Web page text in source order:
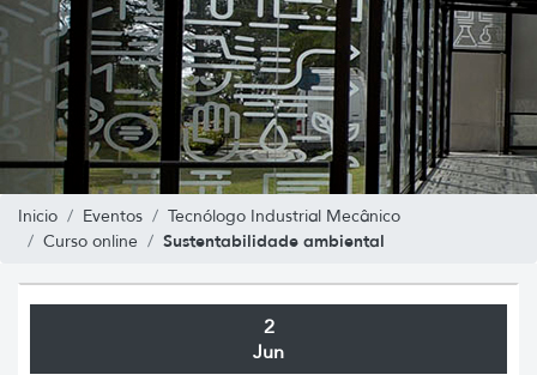
Inicio Eventos
Tecnólogo Industrial Mecânico
Curso online
Sustentabilidade ambiental
2
Jun